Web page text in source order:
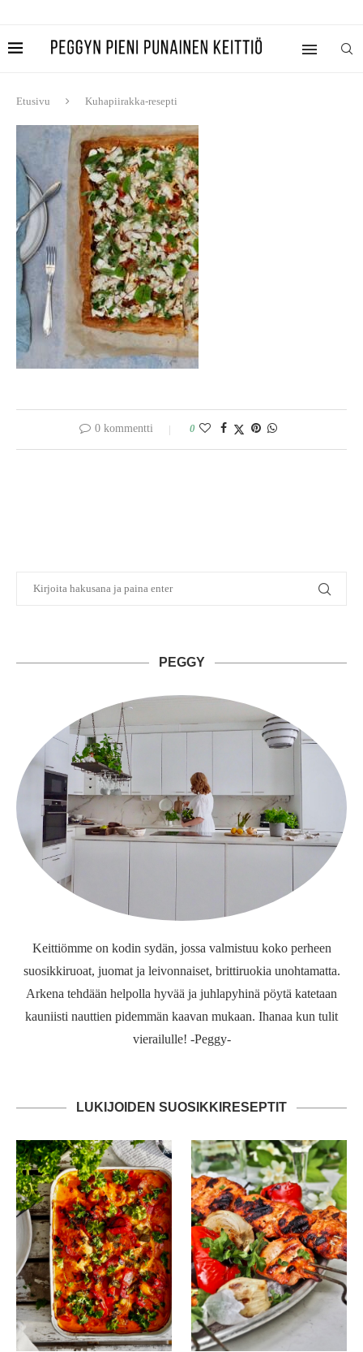
Etusivu Kuhapiirakka-resepti
0 kommentti 0
PEGGY
Keittiömme on kodin sydän, jossa valmistuu koko perheen
suosikkiruoat, juomat ja leivonnaiset, brittiruokia unohtamatta.
Arkena tehdään helpolla hyvää ja juhlapyhinä pöytä katetaan
kauniisti nauttien pidemmän kaavan mukaan. Ihanaa kun tulit
vierailulle! -Peggy-
LUKIJOIDEN SUOSIKKIRESEPTIT